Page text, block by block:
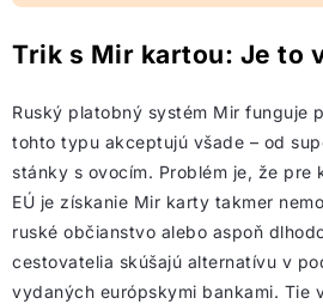
Trik s Mir kartou: Je to
Ruský platobný systém Mir funguje
tohto typu akceptujú všade – od
stánky s ovocím. Problém je, že
EÚ je získanie Mir karty takmer
ruské občianstvo alebo aspoň
cestovatelia skúšajú alternatívu v
vydaných európskymi bankami. Tie